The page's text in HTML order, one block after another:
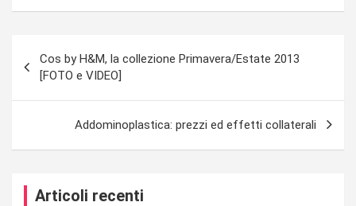
articoli
Cos by H&M, la collezione Primavera/Estate 2013
[FOTO e VIDEO]
Addominoplastica: prezzi ed effetti collaterali
Articoli recenti